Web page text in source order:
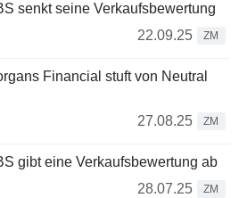
senkt seine Verkaufsbewertung
22.09.25
ZM
Financial stuft von Neutral
27.08.25
ZM
gibt eine Verkaufsbewertung ab
28.07.25
ZM